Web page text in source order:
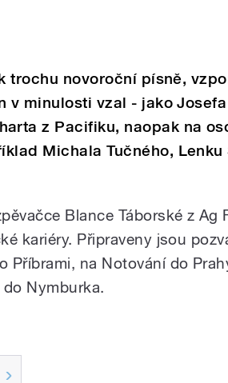
trochu novoroční písně,
v minulosti vzal - jako
z Pacifiku, naopak na
Michala Tučného, Lenku
Blance Táborské z Ag
kariéry. Připraveny jsou
Příbrami, na Notování do
Nymburka.